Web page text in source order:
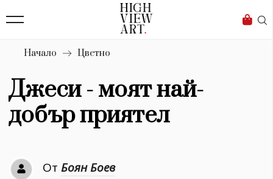
Бизнес
Мода
Dialogue
Изкуство
4340
Красота
777
Начало Цветно
Джеси - моят най-
добър приятел
От Боян Боев